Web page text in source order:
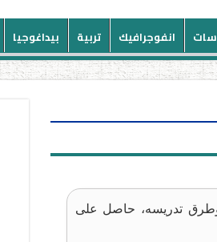
انفوجرافيك تربية بيداغوجيا
وطرق تدريسه، حاصل على